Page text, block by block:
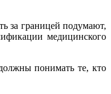
за границей подумают,
медицинского
понимать те, кто